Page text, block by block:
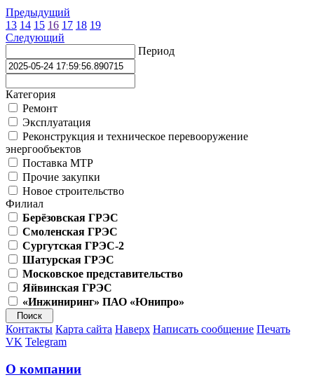
Предыдущий
13 14 15 16 17 18 19
Следующий
Период
Категория
Ремонт
Эксплуатация
Реконструкция и техническое перевооружение
энергообъектов
Поставка МТР
Прочие закупки
Новое строительство
Филиал
Берёзовская ГРЭС
Смоленская ГРЭС
Сургутская ГРЭС-2
Шатурская ГРЭС
Московское представительство
Яйвинская ГРЭС
«Инжиниринг» ПАО «Юнипро»
Контакты Карта сайта Наверх Написать сообщение Печать
VK Telegram
О компании